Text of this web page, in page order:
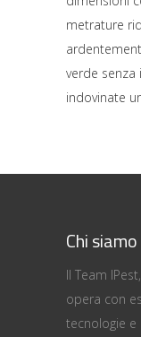
metrature
verde senza
indovinate
Chi siamo
Il Team
opera con
tecnologie